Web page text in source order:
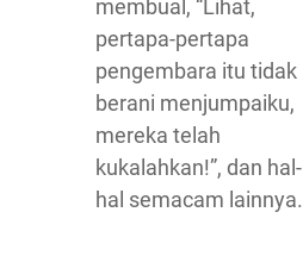
membual, “Lihat,
pertapa-pertapa
pengembara itu tidak
berani menjumpaiku,
mereka telah
kukalahkan!”, dan hal-
hal semacam lainnya.